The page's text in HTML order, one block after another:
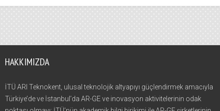
HAKKIMIZDA
İTÜ ARI Teknokent, ulusal teknolojik altyapıyı güçlendirmek amacıyla
Türkiye’de ve İstanbul’da AR-GE ve inovasyon aktivitelerinin odak